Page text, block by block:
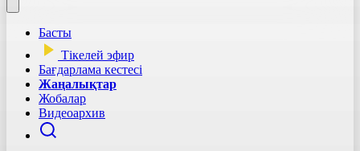
Басты
Тікелей эфир
Бағдарлама кестесі
Жаңалықтар
Жобалар
Видеоархив